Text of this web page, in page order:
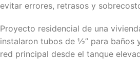
evitar errores, retrasos y
Proyecto residencial de una
instalaron tubos de ½” para baños
red principal desde el tanque